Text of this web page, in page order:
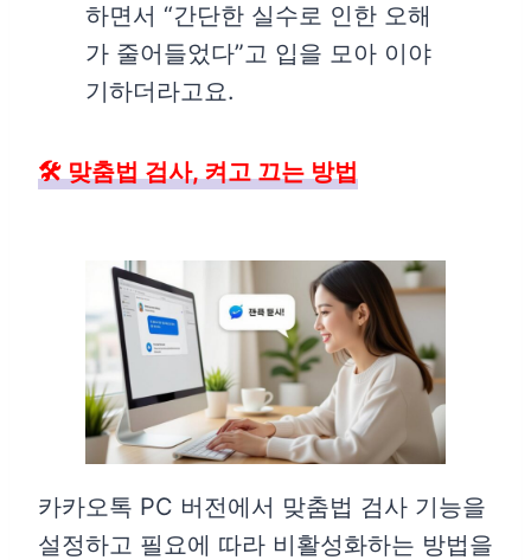
하면서 “간단한 실수로 인한 오해
가 줄어들었다”고 입을 모아 이야
기하더라고요.
🛠️ 맞춤법 검사, 켜고 끄는 방법
카카오톡 PC 버전에서 맞춤법 검사 기능을
설정하고 필요에 따라 비활성화하는 방법을